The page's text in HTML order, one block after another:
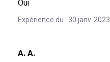
Oui
Expérience du : 30 janv. 2023
A. A.